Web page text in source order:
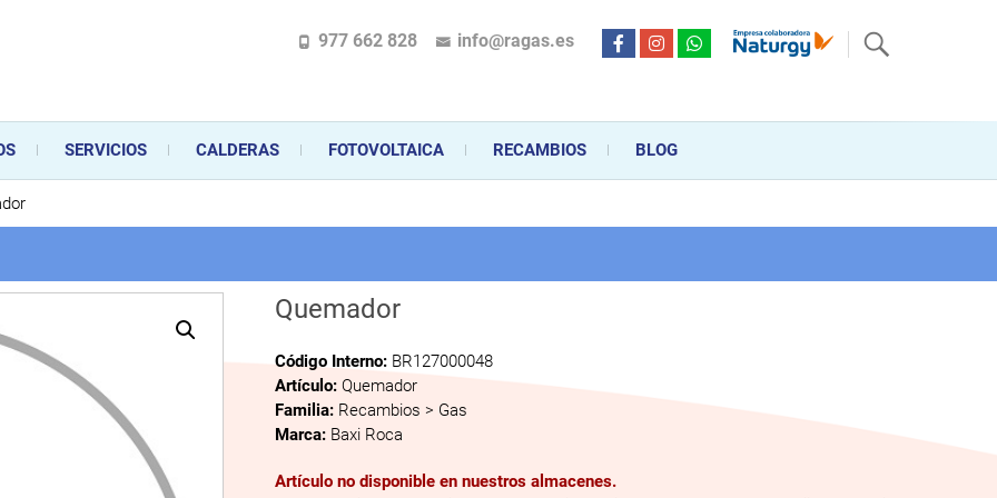
en la instalación, comercialización y mantenimiento de gas y electricidad desde hace más de 20 años . Acompañamos al cliente
aparatos de gas, climatización o electrodomésticos, desde el asesoramiento personalizado en la venta, montaje y reparación, hasta la
977 662 828 info@ragas.es
SERVICIOS CALDERAS FOTOVOLTAICA RECAMBIOS BLOG
Quemador
Código Interno: BR127000048
Artículo:Quemador
Familia: Recambios > Gas
Marca: Baxi Roca
Artículo no disponible en nuestros almacenes.